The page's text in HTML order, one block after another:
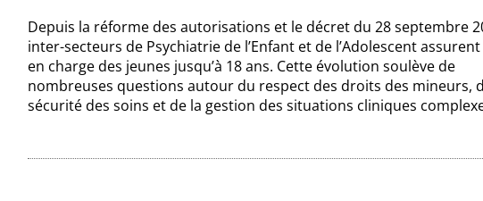
Depuis la réforme des autorisations et le décret du 28 septembre
inter-secteurs de Psychiatrie de l’Enfant et de l’Adolescent
en charge des jeunes jusqu’à 18 ans. Cette évolution soulève de
nombreuses questions autour du respect des droits des mineurs,
sécurité des soins et de la gestion des situations cliniques